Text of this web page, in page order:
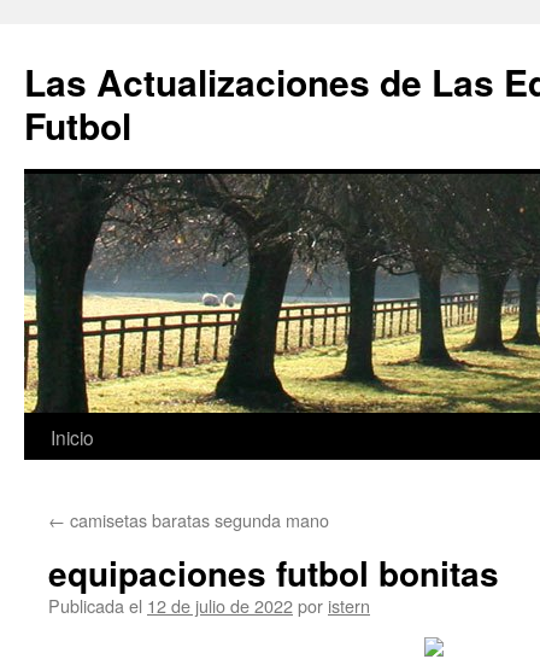
Las Actualizaciones de Las
Futbol
Saltar
contenido
Inicio
← camisetas baratas segunda mano
equipaciones futbol bonitas
Publicada el 12 de julio de 2022por istern